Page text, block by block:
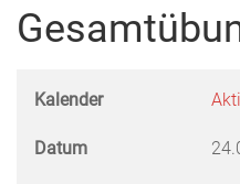
Kalender
Datum